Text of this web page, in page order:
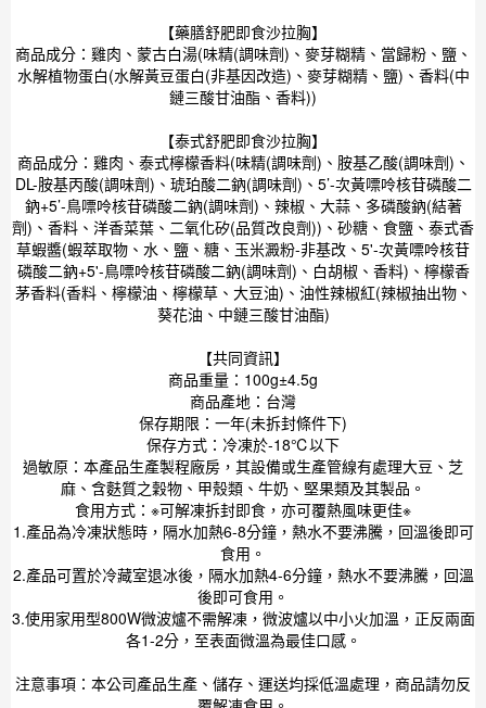
【藥膳舒肥即食沙拉胸】
商品成分：雞肉、蒙古白湯(味精(調味劑)、麥芽糊精、當歸粉、鹽、
水解植物蛋白(水解黃豆蛋白(非基因改造)、麥芽糊精、鹽)、香料(中
鏈三酸甘油酯、香料))
【泰式舒肥即食沙拉胸】
商品成分：雞肉、泰式檸檬香料(味精(調味劑)、胺基乙酸(調味劑)、
DL-胺基丙酸(調味劑)、琥珀酸二鈉(調味劑)、5’-次黃嘌呤核苷磷酸二
鈉+5’-鳥嘌呤核苷磷酸二鈉(調味劑)、辣椒、大蒜、多磷酸鈉(結著
劑)、香料、洋香菜葉、二氧化矽(品質改良劑))、砂糖、食鹽、泰式香
草蝦醬(蝦萃取物、水、鹽、糖、玉米澱粉-非基改、5'-次黃嘌呤核苷
磷酸二鈉+5'-鳥嘌呤核苷磷酸二鈉(調味劑)、白胡椒、香料)、檸檬香
茅香料(香料、檸檬油、檸檬草、大豆油)、油性辣椒紅(辣椒抽出物、
葵花油、中鏈三酸甘油酯)
【共同資訊】
商品重量：100g±4.5g
商品產地：台灣
保存期限：一年(未拆封條件下)
保存方式：冷凍於-18℃以下
過敏原：本產品生產製程廠房，其設備或生產管線有處理大豆、芝
麻、含麩質之穀物、甲殼類、牛奶、堅果類及其製品。
食用方式：※可解凍拆封即食，亦可覆熱風味更佳※
1.產品為冷凍狀態時，隔水加熱6-8分鐘，熱水不要沸騰，回溫後即可
食用。
2.產品可置於冷藏室退冰後，隔水加熱4-6分鐘，熱水不要沸騰，回溫
後即可食用。
3.使用家用型800W微波爐不需解凍，微波爐以中小火加溫，正反兩面
各1-2分，至表面微溫為最佳口感。
注意事項：本公司產品生產、儲存、運送均採低溫處理，商品請勿反